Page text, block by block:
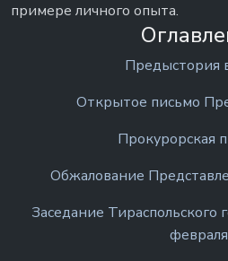
примере личного опыта.
Предыстория
Открытое письмо
Прокурорская
Обжалование
Заседание Тираспольского